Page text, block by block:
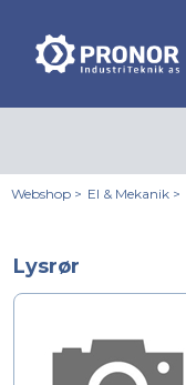
Webshop > El & Mekanik >
Lysrør